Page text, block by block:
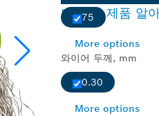
75
More options
와이어 두께, mm
0.30
More options
더 많은 제품 알